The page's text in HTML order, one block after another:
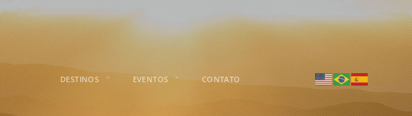
DESTINOS EVENTOS CONTATO